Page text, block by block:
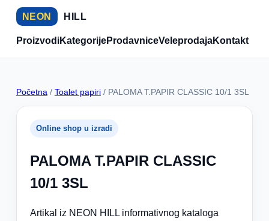
NEON HILL
ProizvodiKategorijeProdavniceVeleprodajaKontakt
Početna / Toalet papiri/ PALOMA T.PAPIR CLASSIC 10/1 3SL
Online shop u izradi
PALOMA T.PAPIR CLASSIC
10/1 3SL
Artikal iz NEON HILL informativnog kataloga